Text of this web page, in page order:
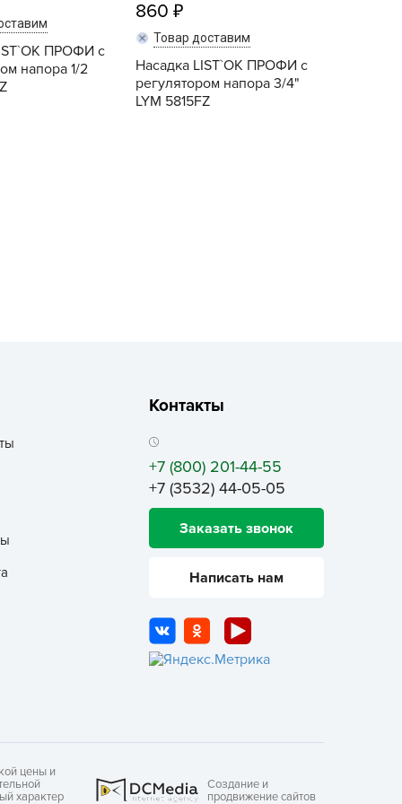
ДАР СВЕТА
Time
ПЛЮС
ковер
УГОЛОК
Вир
ПРОФИ с
напора 1/2
860
Товар доставим
Насадка LIST`OK ПРОФИ с
регулятором напора 3/4"
LYM 5815FZ
Контакты
+7 (800) 201-44-55
+7 (3532) 44-05-05
Заказать звонок
Написать нам
цены и
характер
Создание и
продвижение сайтов